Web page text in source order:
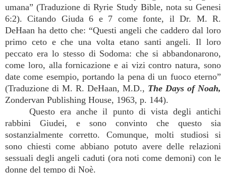
umana” (Traduzione di Ryrie Study Bible, nota su Genesi
6:2). Citando Giuda 6 e 7 come fonte, il Dr. M. R.
DeHaan ha detto che: “Questi angeli che caddero dal loro
primo ceto e che una volta etano santi angeli. Il loro
peccato era lo stesso di Sodoma: che si abbandonarono,
come loro, alla fornicazione e ai vizi contro natura, sono
date come esempio, portando la pena di un fuoco eterno”
(Traduzione di M. R. DeHaan, M.D., The Days of Noah,
Zondervan Publishing House, 1963, p. 144).
Questo era anche il punto di vista degli antichi
rabbini Giudei, e sono convinto che questo sia
sostanzialmente corretto. Comunque, molti studiosi si
sono chiesti come abbiano potuto avere delle relazioni
sessuali degli angeli caduti (ora noti come demoni) con le
donne del tempo di Noè.